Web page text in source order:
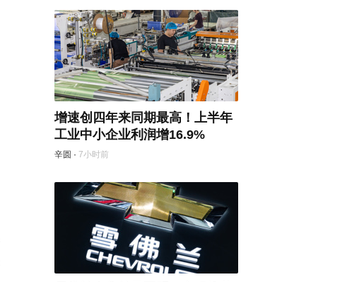
增速创四年来同期最高！上半年
工业中小企业利润增16.9%
辛圆 · 7小时前